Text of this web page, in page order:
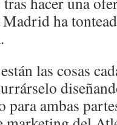
ha
las cosas
para ambas